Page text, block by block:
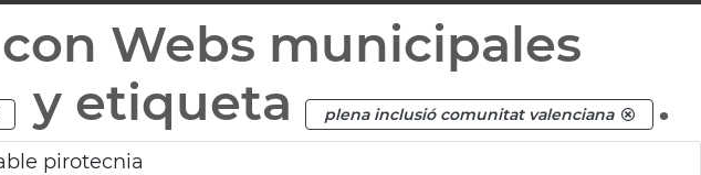
Webs municipales
y etiqueta plena inclusió comunitat valenciana .
pirotecnia